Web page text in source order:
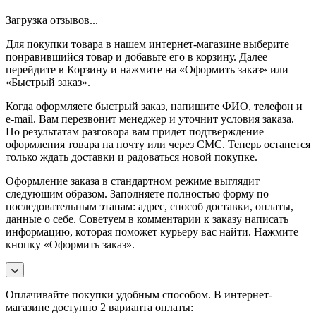
Загрузка отзывов...
Для покупки товара в нашем интернет-магазине выберите
понравившийся товар и добавьте его в корзину. Далее
перейдите в Корзину и нажмите на «Оформить заказ» или
«Быстрый заказ».
Когда оформляете быстрый заказ, напишите ФИО, телефон и
e-mail. Вам перезвонит менеджер и уточнит условия заказа.
По результатам разговора вам придет подтверждение
оформления товара на почту или через СМС. Теперь останется
только ждать доставки и радоваться новой покупке.
Оформление заказа в стандартном режиме выглядит
следующим образом. Заполняете полностью форму по
последовательным этапам: адрес, способ доставки, оплаты,
данные о себе. Советуем в комментарии к заказу написать
информацию, которая поможет курьеру вас найти. Нажмите
кнопку «Оформить заказ».
Оплачивайте покупки удобным способом. В интернет-
магазине доступно 2 варианта оплаты: